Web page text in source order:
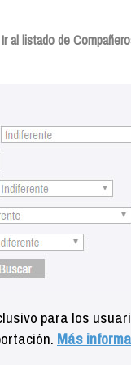
Ir al listado de
para los
Más